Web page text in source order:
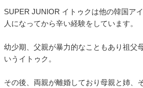
SUPER JUNIOR イトゥクは他の韓国ア
人になってから辛い経験をしています。
幼少期、父親が暴力的なこともあり祖父
いうイトゥク。
その後、両親が離婚しており母親と姉、